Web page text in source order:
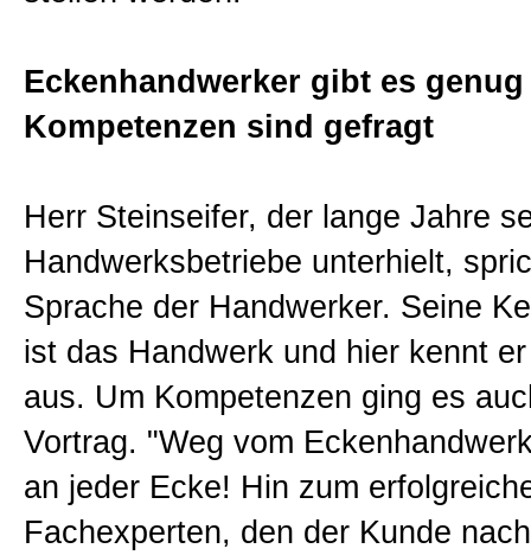
Eckenhandwerker gibt es genug
Kompetenzen sind gefragt
Herr Steinseifer, der lange Jahre
Handwerksbetriebe unterhielt,
Sprache der Handwerker. Seine
ist das Handwerk und hier kennt
aus. Um Kompetenzen ging es
Vortrag. "Weg vom
an jeder Ecke! Hin zum
Fachexperten, den der Kunde